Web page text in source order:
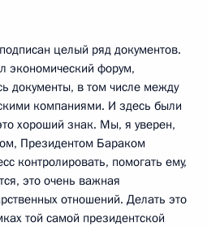
целый ряд документов.
экономический форум,
документы, в том числе между
компаниями. И здесь были
хороший знак. Мы, я уверен,
Президентом Бараком
контролировать, помогать ему,
это очень важная
отношений. Делать это
той самой президентской